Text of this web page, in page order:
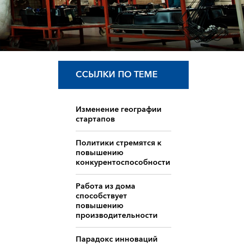
ССЫЛКИ ПО ТЕМЕ
Изменение географии
стартапов
Политики стремятся к
повышению
конкурентоспособности
Работа из дома
способствует
повышению
производительности
Парадокс инноваций